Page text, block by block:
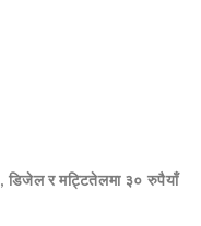
डिजेल र मट्टितेलमा ३० रुपैयाँ